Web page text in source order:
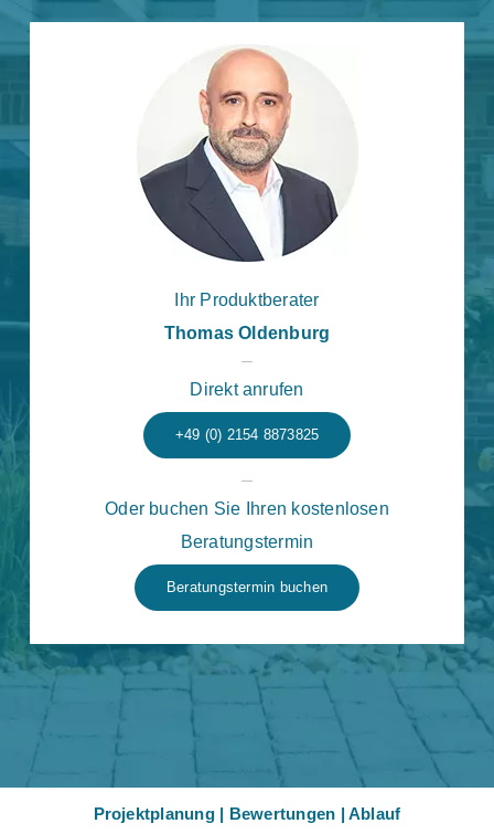
Ihr Produktberater
Thomas Oldenburg
Direkt anrufen
+49 (0) 2154 8873825
Oder buchen Sie Ihren kostenlosen
Beratungstermin
Beratungstermin buchen
Projektplanung| Bewertungen |Ablauf